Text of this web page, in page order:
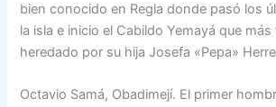
bien conocido en Regla donde pasó los
la isla e inicio el Cabildo Yemayá que
heredado por su hija Josefa «Pepa»
Octavio Samá, Obadimejí. El primer